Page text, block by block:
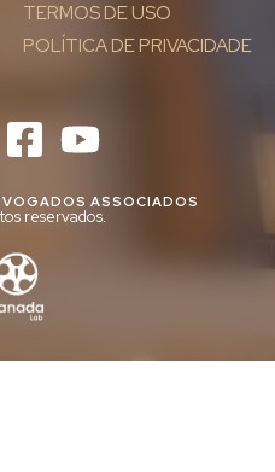
TERMOS DE USO
POLÍTICA DE PRIVACIDADE
ASSOCIADOS
reservados.